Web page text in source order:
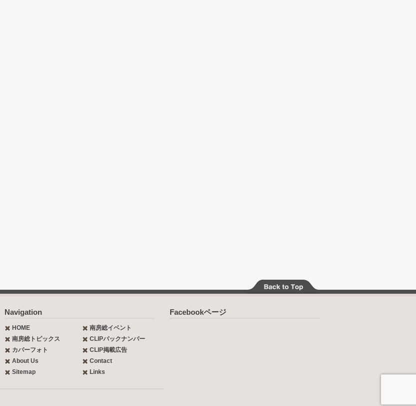
Navigation
HOME
南房総イベント
南房総トピックス
CLIPバックナンバー
カバーフォト
CLIP掲載広告
About Us
Contact
Sitemap
Links
Facebookページ